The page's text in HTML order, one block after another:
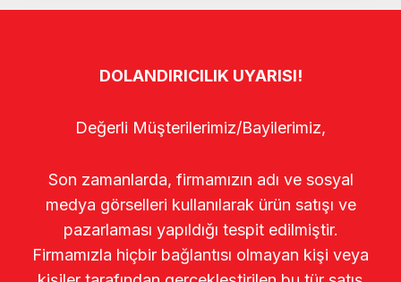
DOLANDIRICILIK UYARISI!
Değerli Müşterilerimiz/Bayilerimiz,
Son zamanlarda, firmamızın adı ve sosyal
medya görselleri kullanılarak ürün satışı ve
pazarlaması yapıldığı tespit edilmiştir.
Firmamızla hiçbir bağlantısı olmayan kişi veya